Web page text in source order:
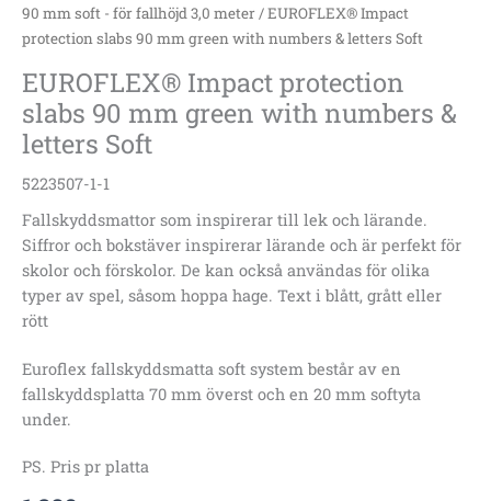
90 mm soft - för fallhöjd 3,0 meter/ EUROFLEX® Impact
protection slabs 90 mm green with numbers & letters Soft
EUROFLEX® Impact protection
slabs 90 mm green with numbers &
letters Soft
5223507-1-1
Fallskyddsmattor som inspirerar till lek och lärande.
Siffror och bokstäver inspirerar lärande och är perfekt för
skolor och förskolor. De kan också användas för olika
typer av spel, såsom hoppa hage. Text i blått, grått eller
rött
Euroflex fallskyddsmatta soft system består av en
fallskyddsplatta 70 mm överst och en 20 mm softyta
under.
PS. Pris pr platta